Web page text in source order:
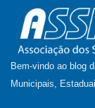
Bem-vindo ao blog
Municipais,